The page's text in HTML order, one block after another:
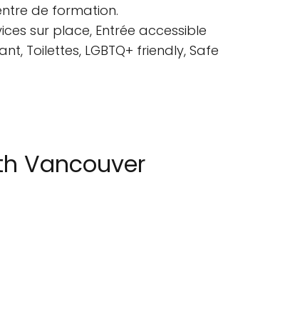
de formation.
sur place, Entrée accessible
Toilettes, LGBTQ+ friendly, Safe
Vancouver